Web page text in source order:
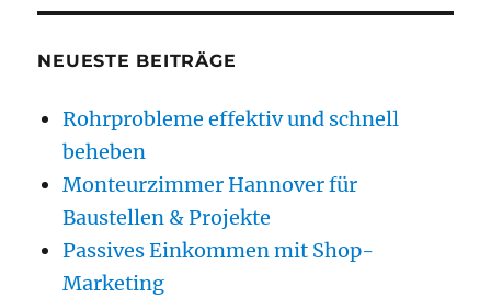
NEUESTE BEITRÄGE
Rohrprobleme effektiv und schnell
beheben
Monteurzimmer Hannover für
Baustellen & Projekte
Passives Einkommen mit Shop-
Marketing